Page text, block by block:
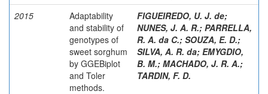
2015
Adaptability
and stability of
genotypes of
sweet sorghum
by GGEBiplot
and Toler
methods.
FIGUEIREDO, U. J. de;
NUNES, J. A. R.; PARRELLA,
R. A. da C.; SOUZA, E. D.;
SILVA, A. R. da; EMYGDIO,
B. M.; MACHADO, J. R. A.;
TARDIN, F. D.